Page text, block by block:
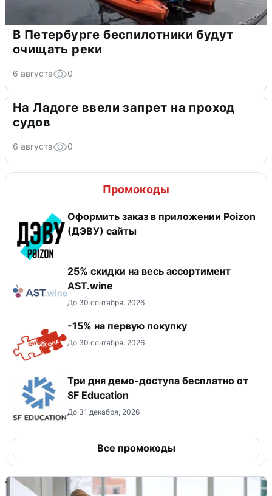
В Петербурге беспилотники будут
очищать реки
6 августа 0
На Ладоге ввели запрет на проход
судов
6 августа 0
Промокоды
Оформить заказ в приложении Poizon
(ДЭВУ) сайты
25% скидки на весь ассортимент
AST.wine
До 30 сентября, 2026
-15% на первую покупку
До 30 сентября, 2026
Три дня демо-доступа бесплатно от
SF Education
До 31 декабря, 2026
Все промокоды